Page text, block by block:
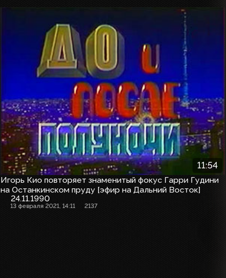
11:54
Игорь Кио повторяет знаменитый фокус Гарри Гудини
на Останкинском пруду [эфир на Дальний Восток]
24.11.1990
13 февраля 2021, 14:11 2137